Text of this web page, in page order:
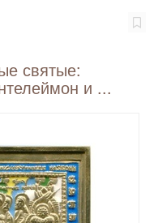
святые:
и ...